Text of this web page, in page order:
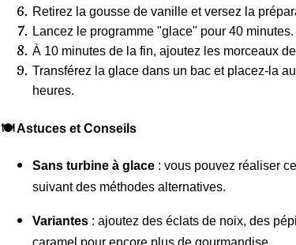
Retirez la gousse de vanille et versez la
Lancez le programme "glace" pour 40 minutes.
À 10 minutes de la fin, ajoutez les morceaux
Transférez la glace dans un bac et placez-la
heures.
🍽️ Astuces et Conseils
Sans turbine à glace : vous pouvez réaliser
suivant des méthodes alternatives.
Variantes : ajoutez des éclats de noix, des
caramel pour encore plus de gourmandise.